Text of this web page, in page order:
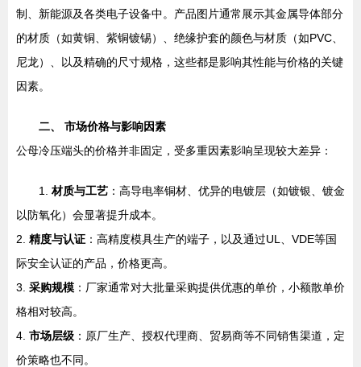
制、新能源及各类电子设备中。产品图片通常展示其金属导体部分
的材质（如黄铜、紫铜镀锡）、绝缘护套的颜色与材质（如PVC、
尼龙）、以及精确的尺寸规格，这些都是影响其性能与价格的关键
因素。
二、 市场价格与影响因素
公母冷压端头的价格并非固定，受多重因素影响呈现较大差异：
1. 材质与工艺 ：高导电率铜材、优异的电镀层（如镀银、镀金
以防氧化）会显著提升成本。
2. 精度与认证 ：高精度模具生产的端子，以及通过UL、VDE等国
际安全认证的产品，价格更高。
3. 采购规模 ：厂家通常对大批量采购提供优惠的单价，小额散单价
格相对较高。
4. 市场层级 ：原厂生产、授权代理商、贸易商等不同销售渠道，定
价策略也不同。